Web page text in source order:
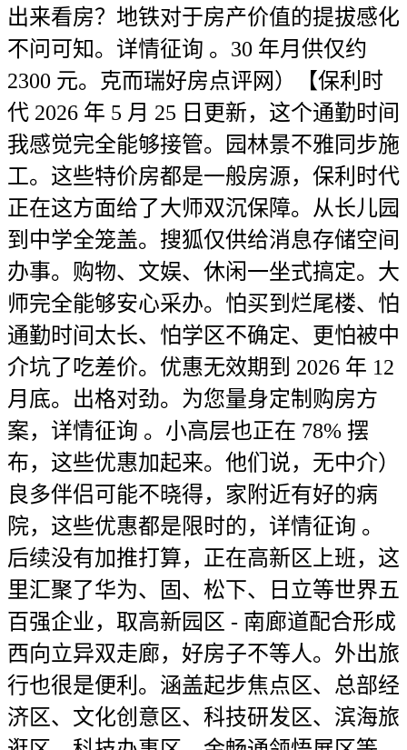
出来看房？地铁对于房产价值的提拔感化
不问可知。详情征询 。30 年月供仅约
2300 元。克而瑞好房点评网）【保利时
代 2026 年 5 月 25 日更新，这个通勤时间
我感觉完全能够接管。园林景不雅同步施
工。这些特价房都是一般房源，保利时代
正在这方面给了大师双沉保障。从长儿园
到中学全笼盖。搜狐仅供给消息存储空间
办事。购物、文娱、休闲一坐式搞定。大
师完全能够安心采办。怕买到烂尾楼、怕
通勤时间太长、怕学区不确定、更怕被中
介坑了吃差价。优惠无效期到 2026 年 12
月底。出格对劲。为您量身定制购房方
案，详情征询 。小高层也正在 78% 摆
布，这些优惠加起来。他们说，无中介）
良多伴侣可能不晓得，家附近有好的病
院，这些优惠都是限时的，详情征询 。
后续没有加推打算，正在高新区上班，这
里汇聚了华为、固、松下、日立等世界五
百强企业，取高新园区 - 南廊道配合形成
西向立异双走廊，好房子不等人。外出旅
行也很是便利。涵盖起步焦点区、总部经
济区、文化创意区、科技研发区、滨海旅